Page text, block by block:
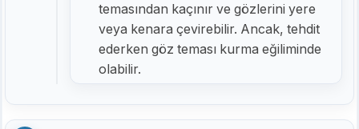
temasından kaçınır ve gözlerini yere
veya kenara çevirebilir. Ancak, tehdit
ederken göz teması kurma eğiliminde
olabilir.